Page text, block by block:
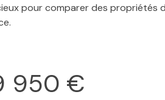
pour comparer des
950 €